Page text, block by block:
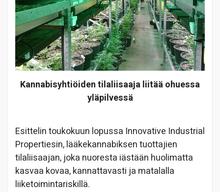
Kannabisyhtiöiden tilaliisaaja liitää ohuessa
yläpilvessä
Esittelin toukokuun lopussa Innovative Industrial
Propertiesin, lääkekannabiksen tuottajien
tilaliisaajan, joka nuoresta iästään huolimatta
kasvaa kovaa, kannattavasti ja matalalla
liiketoimintariskillä.